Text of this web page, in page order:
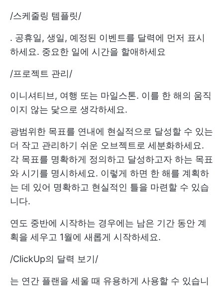
/스케줄링 템플릿/
. 공휴일, 생일, 예정된 이벤트를 달력에 먼저 표시
하세요. 중요한 일에 시간을 할애하세요
/프로젝트 관리/
이니셔티브, 여행 또는 마일스톤. 이를 한 해의 움직
이지 않는 닻으로 생각하세요.
광범위한 목표를 연내에 현실적으로 달성할 수 있는
더 작고 관리하기 쉬운 오브젝트로 세분화하세요.
각 목표를 명확하게 정의하고 달성하고자 하는 목표
와 시기를 명시하세요. 이렇게 하면 한 해를 계획하
는 데 있어 명확하고 현실적인 틀을 마련할 수 있습
니다.
연도 중반에 시작하는 경우에는 남은 기간 동안 계
획을 세우고 1월에 새롭게 시작하세요.
/ClickUp의 달력 보기/
는 연간 플랜을 세울 때 유용하게 사용할 수 있습니